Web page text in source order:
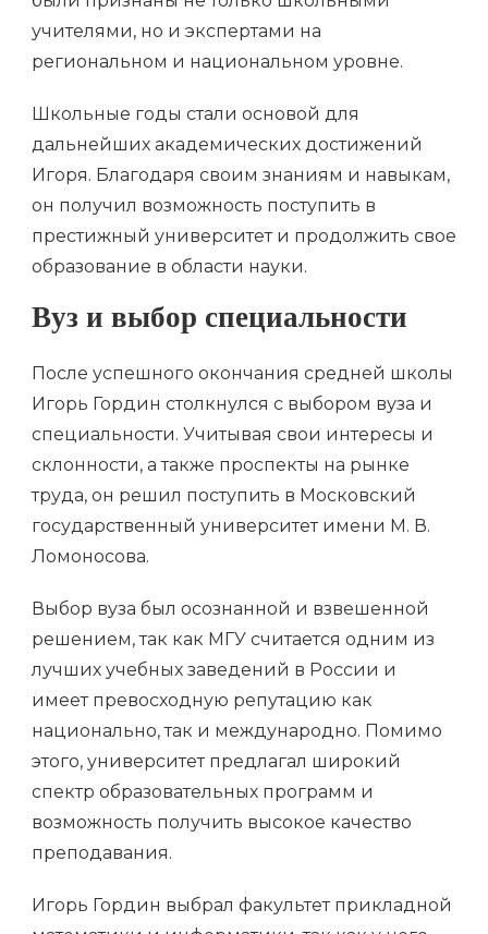
учителями, но и экспертами на
региональном и национальном уровне.
Школьные годы стали основой для
дальнейших академических достижений
Игоря. Благодаря своим знаниям и навыкам,
он получил возможность поступить в
престижный университет и продолжить свое
образование в области науки.
Вуз и выбор специальности
После успешного окончания средней школы
Игорь Гордин столкнулся с выбором вуза и
специальности. Учитывая свои интересы и
склонности, а также проспекты на рынке
труда, он решил поступить в Московский
государственный университет имени М. В.
Ломоносова.
Выбор вуза был осознанной и взвешенной
решением, так как МГУ считается одним из
лучших учебных заведений в России и
имеет превосходную репутацию как
национально, так и международно. Помимо
этого, университет предлагал широкий
спектр образовательных программ и
возможность получить высокое качество
преподавания.
Игорь Гордин выбрал факультет прикладной